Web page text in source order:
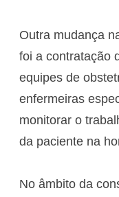
Outra mudança
foi a contratação
equipes de
enfermeiras
monitorar o
da paciente na
No âmbito da